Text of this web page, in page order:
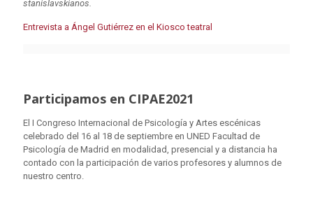
stanislavskianos.
Entrevista a Ángel Gutiérrez en el Kiosco teatral
Participamos en CIPAE2021
El I Congreso Internacional de Psicología y Artes escénicas
celebrado del 16 al 18 de septiembre en UNED Facultad de
Psicología de Madrid en modalidad, presencial y a distancia ha
contado con la participación de varios profesores y alumnos de
nuestro centro.